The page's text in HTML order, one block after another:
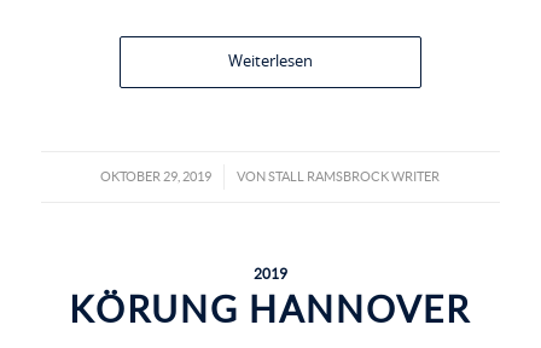
Weiterlesen
OKTOBER 29, 2019
/ VONSTALL RAMSBROCK WRITER
2019
KÖRUNG HANNOVER